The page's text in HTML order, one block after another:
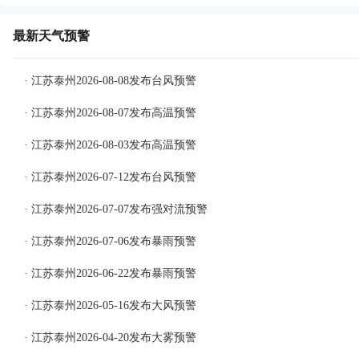
最新天气预警
· 江苏泰州2026-08-08发布台风预警
· 江苏泰州2026-08-07发布高温预警
· 江苏泰州2026-08-03发布高温预警
· 江苏泰州2026-07-12发布台风预警
· 江苏泰州2026-07-07发布强对流预警
· 江苏泰州2026-07-06发布暴雨预警
· 江苏泰州2026-06-22发布暴雨预警
· 江苏泰州2026-05-16发布大风预警
· 江苏泰州2026-04-20发布大雾预警